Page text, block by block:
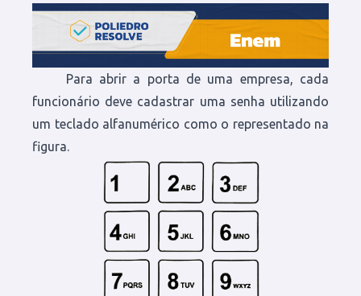
Para abrir a porta de uma empresa, cada
funcionário deve cadastrar uma senha utilizando
um teclado alfanumérico como o representado na
figura.